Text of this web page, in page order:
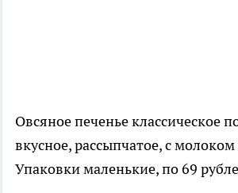
Овсяное печенье классическое
вкусное, рассыпчатое, с
Упаковки маленькие, по 69